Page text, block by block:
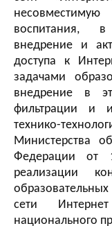
воспитания,
внедрение и
доступа к
задачами
внедрение в
фильтрации и
технико-
Министерства
Федерации от
реализации
сети
национального